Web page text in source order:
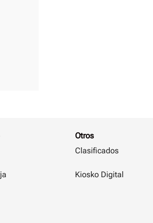
Otros
Clasificados
Kiosko Digital